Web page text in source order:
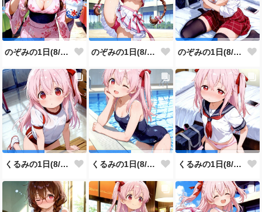
のぞみの1日(8/8投稿分) のぞみの1日(8/7投稿分) のぞみの1日(8/6投稿分)
くるみの1日(8/5投稿分) くるみの1日(8/4投稿分) くるみの1日(8/3投稿分)